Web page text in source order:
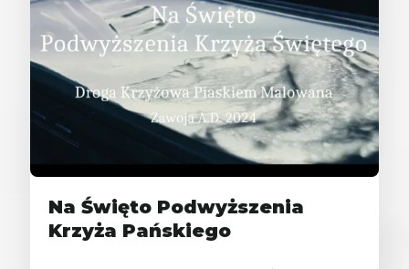
Na Święto Podwyższenia
Krzyża Pańskiego